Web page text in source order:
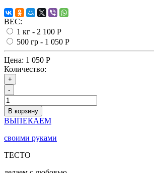
ВЕС:
1 кг - 2 100 Р
500 гр - 1 050 Р
Цена: 1 050 Р
Количество:
+
-
В корзину
ВЫПЕКАЕМ
своими руками
ТЕСТО